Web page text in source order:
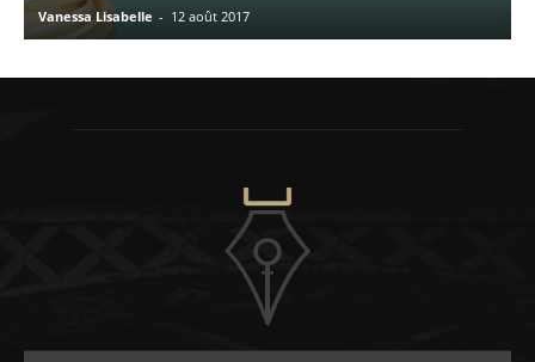
Vanessa Lisabelle - 12 août 2017